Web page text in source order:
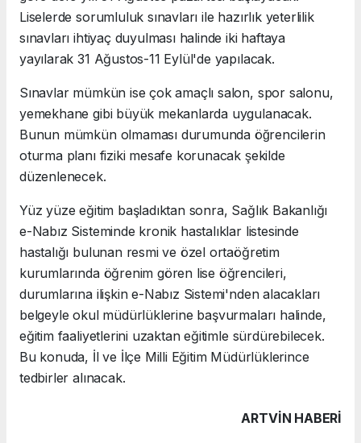
Liselerde sorumluluk sınavları ile hazırlık yeterlilik
sınavları ihtiyaç duyulması halinde iki haftaya
yayılarak 31 Ağustos-11 Eylül'de yapılacak.
Sınavlar mümkün ise çok amaçlı salon, spor salonu,
yemekhane gibi büyük mekanlarda uygulanacak.
Bunun mümkün olmaması durumunda öğrencilerin
oturma planı fiziki mesafe korunacak şekilde
düzenlenecek.
Yüz yüze eğitim başladıktan sonra, Sağlık Bakanlığı
e-Nabız Sisteminde kronik hastalıklar listesinde
hastalığı bulunan resmi ve özel ortaöğretim
kurumlarında öğrenim gören lise öğrencileri,
durumlarına ilişkin e-Nabız Sistemi'nden alacakları
belgeyle okul müdürlüklerine başvurmaları halinde,
eğitim faaliyetlerini uzaktan eğitimle sürdürebilecek.
Bu konuda, İl ve İlçe Milli Eğitim Müdürlüklerince
tedbirler alınacak.
ARTVIN HABERİ